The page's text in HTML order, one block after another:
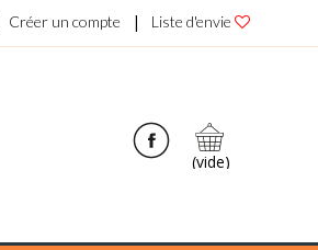
Liste d'envie
|
Créer un compte
(vide)